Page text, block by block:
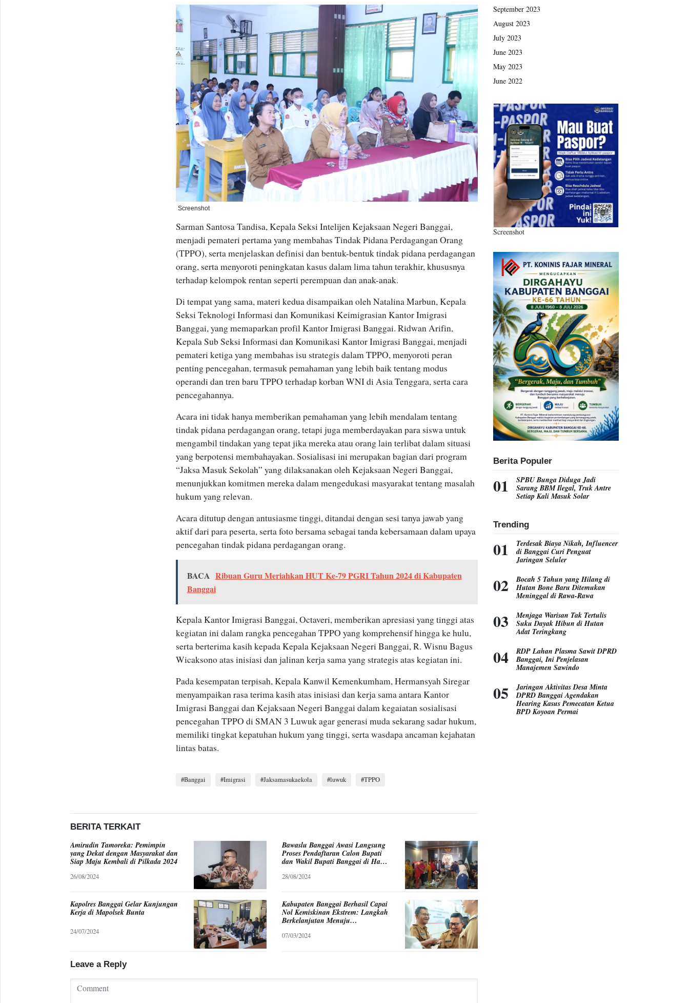
Screenshot
Sarman Santosa Tandisa, Kepala Seksi Intelijen Kejaksaan Negeri Banggai,
menjadi pemateri pertama yang membahas Tindak Pidana Perdagangan Orang
(TPPO), serta menjelaskan definisi dan bentuk-bentuk tindak pidana perdagangan
orang, serta menyoroti peningkatan kasus dalam lima tahun terakhir, khususnya
terhadap kelompok rentan seperti perempuan dan anak-anak.
Di tempat yang sama, materi kedua disampaikan oleh Natalina Marbun, Kepala
Seksi Teknologi Informasi dan Komunikasi Keimigrasian Kantor Imigrasi
Banggai, yang memaparkan profil Kantor Imigrasi Banggai. Ridwan Arifin,
Kepala Sub Seksi Informasi dan Komunikasi Kantor Imigrasi Banggai, menjadi
pemateri ketiga yang membahas isu strategis dalam TPPO, menyoroti peran
penting pencegahan, termasuk pemahaman yang lebih baik tentang modus
operandi dan tren baru TPPO terhadap korban WNI di Asia Tenggara, serta cara
pencegahannya.
Acara ini tidak hanya memberikan pemahaman yang lebih mendalam tentang
tindak pidana perdagangan orang, tetapi juga memberdayakan para siswa untuk
mengambil tindakan yang tepat jika mereka atau orang lain terlibat dalam situasi
yang berpotensi membahayakan. Sosialisasi ini merupakan bagian dari program
“Jaksa Masuk Sekolah” yang dilaksanakan oleh Kejaksaan Negeri Banggai,
menunjukkan komitmen mereka dalam mengedukasi masyarakat tentang masalah
hukum yang relevan.
Acara ditutup dengan antusiasme tinggi, ditandai dengan sesi tanya jawab yang
aktif dari para peserta, serta foto bersama sebagai tanda kebersamaan dalam upaya
pencegahan tindak pidana perdagangan orang.
BACA Ribuan Guru Meriahkan HUT Ke-79 PGRI Tahun 2024 di Kabupaten
Banggai
Kepala Kantor Imigrasi Banggai, Octaveri, memberikan apresiasi yang tinggi atas
kegiatan ini dalam rangka pencegahan TPPO yang komprehensif hingga ke hulu,
serta berterima kasih kepada Kepala Kejaksaan Negeri Banggai, R. Wisnu Bagus
Wicaksono atas inisiasi dan jalinan kerja sama yang strategis atas kegiatan ini.
Pada kesempatan terpisah, Kepala Kanwil Kemenkumham, Hermansyah Siregar
menyampaikan rasa terima kasih atas inisiasi dan kerja sama antara Kantor
Imigrasi Banggai dan Kejaksaan Negeri Banggai dalam kegaiatan sosialisasi
pencegahan TPPO di SMAN 3 Luwuk agar generasi muda sekarang sadar hukum,
memiliki tingkat kepatuhan hukum yang tinggi, serta wasdapa ancaman kejahatan
lintas batas.
Banggai Imigrasi Jaksamasukaekola luwuk TPPO
BERITA TERKAIT
Amirudin Tamoreka: Pemimpin
yang Dekat dengan Masyarakat dan
Siap Maju Kembali di Pilkada 2024
26/08/2024
Bawaslu Banggai Awasi Langsung
Proses Pendaftaran Calon Bupati
dan Wakil Bupati Banggai di Hari
28/08/2024
Kapolres Banggai Gelar Kunjungan
Kerja di Mapolsek Bunta
24/07/2024
Kabupaten Banggai Berhasil Capai
Nol Kemiskinan Ekstrem: Langkah
Berkelanjutan Menuju
07/03/2024
Leave a Reply
September 2023
August 2023
July 2023
June 2023
May 2023
June 2022
Screenshot
Berita Populer
SPBU Bunga Diduga Jadi
Sarang BBM Ilegal, Truk Antre
Setiap Kali Masuk Solar
Trending
Terdesak Biaya Nikah, Influencer
di Banggai Curi Penguat
Jaringan Seluler
Bocah 5 Tahun yang Hilang di
Hutan Bone Baru Ditemukan
Meninggal di Rawa-Rawa
Menjaga Warisan Tak Tertulis
Suku Dayak Hibun di Hutan
Adat Teringkang
RDP Lahan Plasma Sawit DPRD
Banggai, Ini Penjelasan
Manajemen Sawindo
Jaringan Aktivitas Desa Minta
DPRD Banggai Agendakan
Hearing Kasus Pemecatan Ketua
BPD Koyoan Permai